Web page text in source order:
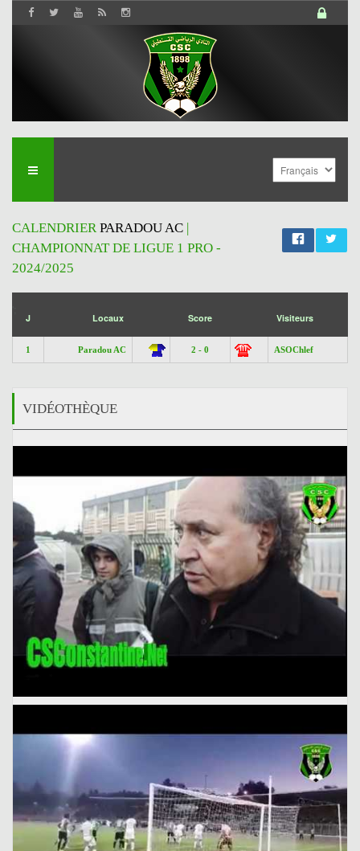
CALENDRIERPARADOU AC |
CHAMPIONNAT DE LIGUE 1 PRO -
2024/2025
J Locaux Score Visiteurs
1 Paradou AC 2 - 0 ASOChlef
VIDÉOTHÈQUE